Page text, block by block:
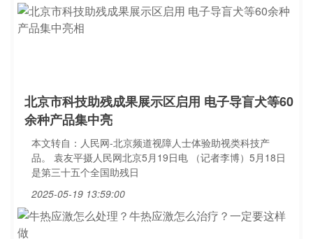
北京市科技助残成果展示区启用 电子导盲犬等60
余种产品集中亮
本文转自：人民网-北京频道视障人士体验助视类科技产
品。 袁友平摄人民网北京5月19日电 （记者李博）5月18日
是第三十五个全国助残日
2025-05-19 13:59:00